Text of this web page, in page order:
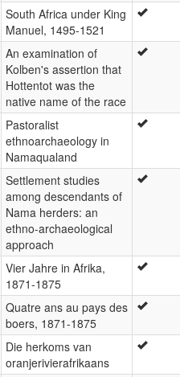
South Africa under King
Manuel, 1495-1521
An examination of
Kolben's assertion that
Hottentot was the
native name of the race
Pastoralist
ethnoarchaeology in
Namaqualand
Settlement studies
among descendants of
Nama herders: an
ethno-archaeological
approach
Vier Jahre in Afrika,
1871-1875
Quatre ans au pays des
boers, 1871-1875
Die herkoms van
oranjerivierafrikaans